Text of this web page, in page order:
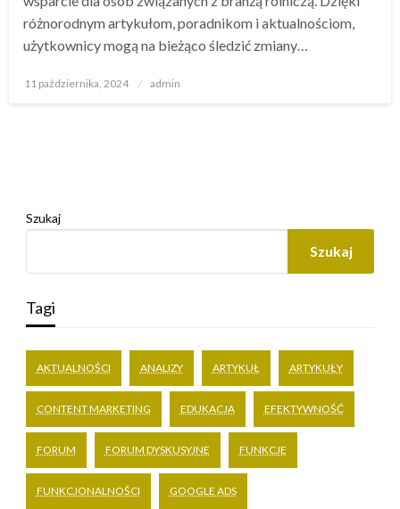
różnorodnym artykułom, poradnikom i aktualnościom,
użytkownicy mogą na bieżąco śledzić zmiany…
Opublikowane
11 października, 2024 admin
Szukaj
Szukaj
Tagi
AKTUALNOŚCI ANALIZY ARTYKUŁ ARTYKUŁY
CONTENT MARKETING EDUKACJA EFEKTYWNOŚĆ
FORUM FORUM DYSKUSYJNE FUNKCJE
FUNKCJONALNOŚCI GOOGLE ADS